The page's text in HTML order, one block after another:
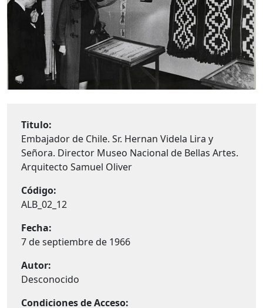
Titulo:
Embajador de Chile. Sr. Hernan Videla Lira y
Señora. Director Museo Nacional de Bellas Artes.
Arquitecto Samuel Oliver
Código:
ALB_02_12
Fecha:
7 de septiembre de 1966
Autor:
Desconocido
Condiciones de Acceso: